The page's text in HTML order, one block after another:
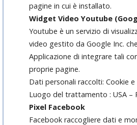
pagine in cui è installato.
Widget Video Youtube
Youtube è un servizio di
video gestito da Google Inc.
Applicazione di integrare tali
proprie pagine.
Dati personali raccolti: Cookie
Luogo del trattamento : USA –
Pixel Facebook
Facebook raccogliere dati e